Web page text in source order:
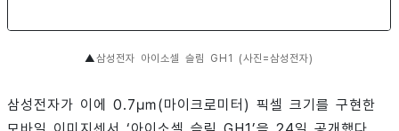
▲삼성전자 아이소셀 슬림 GH1 (사진=삼성전자)
삼성전자가 이에 0.7㎛(마이크로미터) 픽셀 크기를 구현한